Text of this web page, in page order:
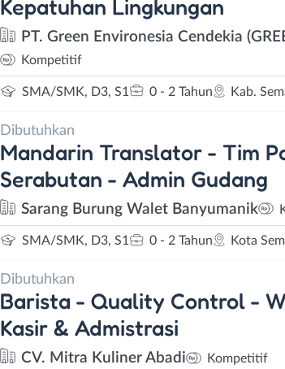
Kepatuhan Lingkungan
PT. Green Environesia Cendekia
Kompetitif
SMA/SMK, D3, S1 0 - 2 Tahun Kab.
Dibutuhkan
Mandarin Translator - Tim
Serabutan - Admin Gudang
Sarang Burung Walet Banyumanik
SMA/SMK, D3, S1 0 - 2 Tahun Kota
Dibutuhkan
Barista - Quality Control -
Kasir & Admistrasi
CV. Mitra Kuliner Abadi Kompetitif